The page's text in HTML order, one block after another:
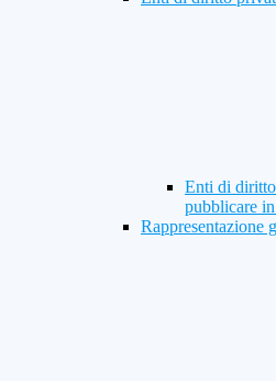
Enti di
pubblicare
Rappresentazione